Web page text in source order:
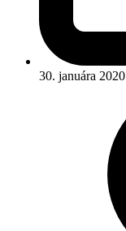
30. januára 2020